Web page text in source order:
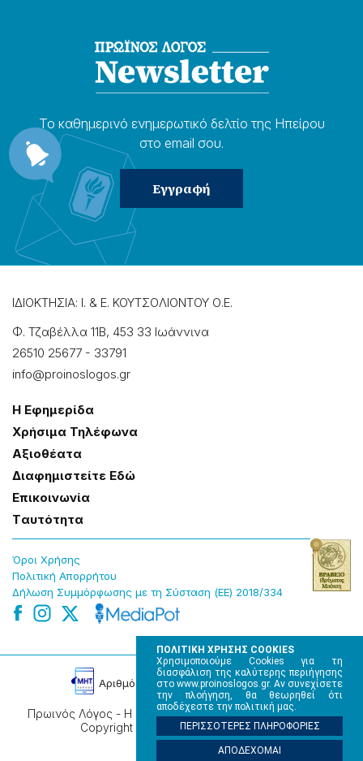
ΠΟΛΙΤΙΚΗ ΧΡΗΣΗΣ COOKIES
Χρησιμοποιούμε Cookies για τη
διασφάλιση της καλύτερης περιήγησης
στο www.proinoslogos.gr. Αν συνεχίσετε
την πλοήγηση, θα θεωρηθεί ότι
αποδέχεστε την πολιτική μας.
ΠΕΡΙΣΣΟΤΕΡΕΣ ΠΛΗΡΟΦΟΡΙΕΣ
ΑΠΟΔΕΧΟΜΑΙ
Το καθημερɩνό ενημερωτɩκό δελτίο της Ηπείρου
στο email σου.
ΙΔΙΟΚΤΗΣΙΑ: Ι. & Ε. ΚΟΥΤΣΟΛΙΟΝΤΟΥ Ο.Ε.
Φ. Τζαβέλλα 11Β, 453 33 Ιωάννɩνα
26510 25677 - 33791
info@proinoslogos.gr
Η Εφημερίδα
Χρήσɩμα Τηλέφωνα
Αξɩοθέατα
Δɩαφημɩστείτε Εδώ
Επɩκοɩνωνία
Tαυτότητα
Όροɩ Χρήσης
Πολɩτɩκή Απορρήτου
Δήλωση Συμμόρφωσης με τη Σύσταση (ΕΕ) 2018/334
Πρωινός Λόγος - Η καθημερινή εφημερίδα της Ηπείρου,
Copyright © 2026, All rights reserved.
Αρɩθμός Πɩστοποίησης Μ.Η.Τ. 220242